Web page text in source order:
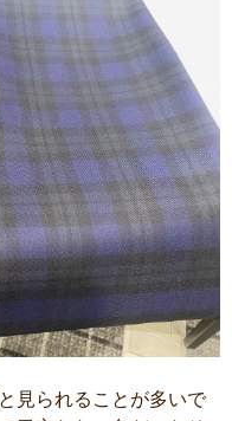
見られることが多いで